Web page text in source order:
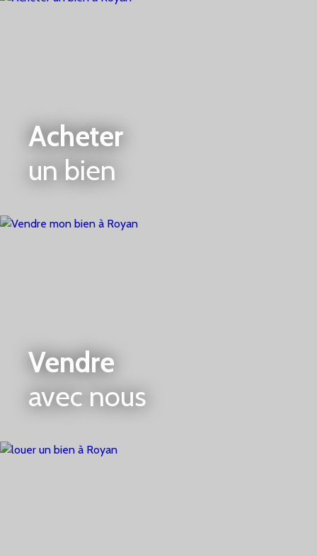
Le palier dessert trois chambres dont une avec
(5. 00 % honoraires TTC à la charge de l'acquéreur. )
Acheter
un bien
Vendre
avec nous